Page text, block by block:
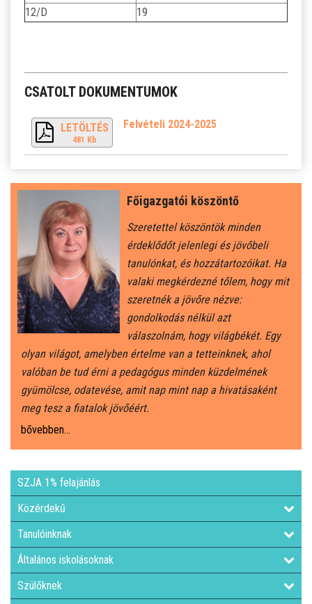
Főigazgatói köszöntő
Szeretettel köszöntök minden
érdeklődőt jelenlegi és jövőbeli
tanulónkat, és hozzátartozóikat. Ha
valaki megkérdezné tőlem, hogy mit
szeretnék a jövőre nézve:
gondolkodás nélkül azt
válaszolnám, hogy világbékét. Egy
olyan világot, amelyben értelme van a tetteinknek, ahol
valóban be tud érni a pedagógus minden küzdelmének
gyümölcse, odatevése, amit nap mint nap a hivatásaként
meg tesz a fiatalok jövőéért.
bővebben...
SZJA 1% felajánlás
Közérdekű
Tanulóinknak
Általános iskolásoknak
Szülőknek
12/D
19
CSATOLT DOKUMENTUMOK
LETÖLTÉS
481 Kb
Felvételi 2024-2025